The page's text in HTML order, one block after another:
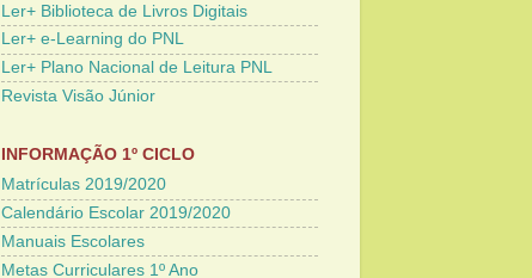
Ler+ Biblioteca de Livros Digitais
Ler+ e-Learning do PNL
Ler+ Plano Nacional de Leitura PNL
Revista Visão Júnior
INFORMAÇÃO 1º CICLO
Matrículas 2019/2020
Calendário Escolar 2019/2020
Manuais Escolares
Metas Curriculares 1º Ano